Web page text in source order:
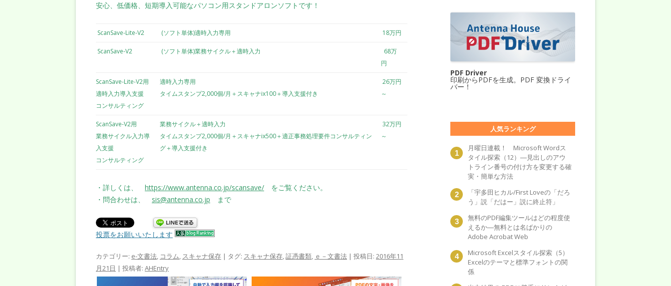
安心、低価格、短期導入可能なパソコン用スタンドアロンソフトです！
ScanSave-Lite-V2 (ソフト単体)適時入力専用 18万円
ScanSave-V2 (ソフト単体)業務サイクル＋適時入力
68万
円
ScanSave-Lite-V2用
適時入力導入支援
コンサルティング
適時入力専用
タイムスタンプ2,000個/月＋スキャナix100＋導入支援付き
26万円
～
ScanSave-V2用
業務サイクル入力導
入支援
コンサルティング
業務サイクル＋適時入力
タイムスタンプ2,000個/月＋スキャナix500＋適正事務処理要件コンサルティン
グ＋導入支援付き
32万円
～
・詳しくは、 https://www.antenna.co.jp/scansave/ をご覧ください。
・問合わせは、 sis@antenna.co.jp まで
投票をお願いいたします
カテゴリー: e-文書法, コラム, スキャナ保存 | タグ: スキャナ保存,証憑書類, ｅ－文書法 | 投稿日: 2016年11
月21日 | 投稿者: AHEntry
PDF Driver
印刷からPDFを生成。PDF 変換ドライ
バー！
人気ランキング
月曜日連載！ Microsoft Wordス
タイル探索（12）―見出しのアウ
トライン番号の付け方を変更する確
実・簡単な方法
「宇多田ヒカル/First Loveの「だろ
う」説「だはー」説に終止符」
無料のPDF編集ツールはどの程度使
えるか―無料とは名ばかりの
Adobe Acrobat Web
Microsoft Excelスタイル探索（5）
Excelのテーマと標準フォントの関
係